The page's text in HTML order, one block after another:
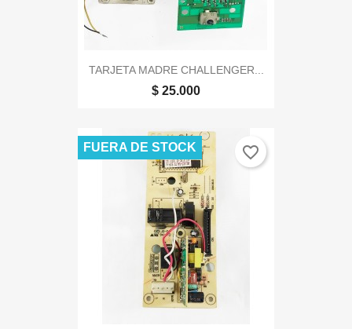
TARJETA MADRE CHALLENGER...
$ 25.000
FUERA DE STOCK favorite_border